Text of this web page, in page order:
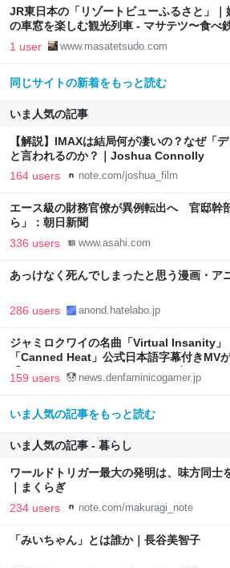
JR東日本の「リゾートビューふるさと」｜
の車窓を楽しむ観光列車 - マサテツ〜食べ
1 user www.masatetsudo.com
同じサイトの新着をもっと読む
いま人気の記事
【解説】IMAXは結局何が凄いの？なぜ「
と言われるのか？｜Joshua Connolly
164 users note.com/joshua_film
エース級の財務官僚が異例転出へ 官邸幹
ら」：朝日新聞
336 users www.asahi.com
あっけなく死んでしまったと思う漫画・ア
286 users anond.hatelabo.jp
ジャミロクワイの名曲「Virtual Insanity」
「Canned Heat」公式日本語字幕付きMV
「SUMMER SONIC 2026」での9年ぶりと
159 users news.denfaminicogamer.jp
いま人気の記事をもっと読む
いま人気の記事 - 暮らし
ワールドトリガー最大の発明は、味方同士
｜まくらぎ
234 users note.com/makuragi_note
「みいちゃん」とは誰か｜長谷美智子